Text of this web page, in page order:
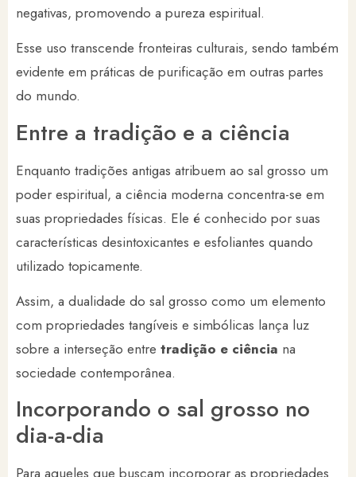
negativas, promovendo a pureza espiritual.
Esse uso transcende fronteiras culturais, sendo também
evidente em práticas de purificação em outras partes
do mundo.
Entre a tradição e a ciência
Enquanto tradições antigas atribuem ao sal grosso um
poder espiritual, a ciência moderna concentra-se em
suas propriedades físicas. Ele é conhecido por suas
características desintoxicantes e esfoliantes quando
utilizado topicamente.
Assim, a dualidade do sal grosso como um elemento
com propriedades tangíveis e simbólicas lança luz
sobre a interseção entre tradição e ciência na
sociedade contemporânea.
Incorporando o sal grosso no
dia-a-dia